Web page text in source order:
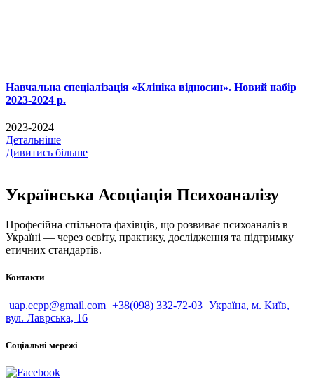
Навчальна спеціалізація «Клініка відносин». Новий набір
2023-2024 р.
2023-2024
Детальніше
Дивитись більше
Українська Асоціація Психоаналізу
Професійна спільнота фахівців, що розвиває психоаналіз в
Україні — через освіту, практику, дослідження та підтримку
етичних стандартів.
Контакти
uap.ecpp@gmail.com +38(098) 332-72-03 Україна, м. Київ,
вул. Лаврська, 16
Соціальні мережі